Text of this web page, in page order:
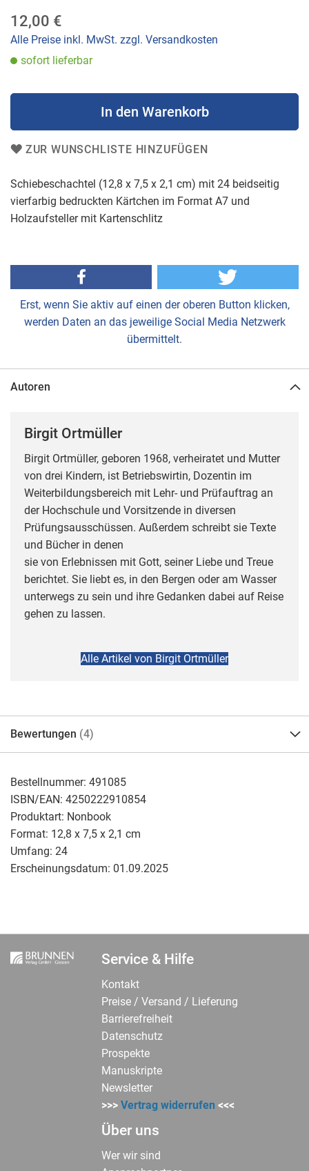
Bestellnummer: 491085
ISBN/EAN: 4250222910854
Produktart: Nonbook
Format: 12,8 x 7,5 x 2,1 cm
Umfang: 24
Erscheinungsdatum: 01.09.2025
12,00 €
Alle Preise inkl. MwSt. zzgl. Versandkosten
sofort lieferbar
In den Warenkorb
ZUR WUNSCHLISTE HINZUFÜGEN
Schiebeschachtel (12,8 x 7,5 x 2,1 cm) mit 24 beidseitig
vierfarbig bedruckten Kärtchen im Format A7 und
Holzaufsteller mit Kartenschlitz
Erst, wenn Sie aktiv auf einen der oberen Button klicken,
werden Daten an das jeweilige Social Media Netzwerk
übermittelt.
Autoren
Birgit Ortmüller
Birgit Ortmüller, geboren 1968, verheiratet und Mutter
von drei Kindern, ist Betriebswirtin, Dozentin im
Weiterbildungsbereich mit Lehr- und Prüfauftrag an
der Hochschule und Vorsitzende in diversen
Prüfungsausschüssen. Außerdem schreibt sie Texte
und Bücher in denen
sie von Erlebnissen mit Gott, seiner Liebe und Treue
berichtet. Sie liebt es, in den Bergen oder am Wasser
unterwegs zu sein und ihre Gedanken dabei auf Reise
gehen zu lassen.
Alle Artikel von Birgit Ortmüller
Bewertungen 4
Service & Hilfe
Kontakt
Preise / Versand / Lieferung
Barrierefreiheit
Datenschutz
Prospekte
Manuskripte
Newsletter
>>>Vertrag widerrufen <<<
Über uns
Wer wir sind